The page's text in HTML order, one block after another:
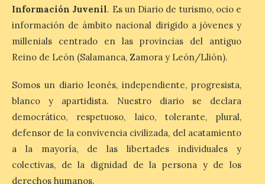
económica (116€/noche),
pero también una de las
más agotadas: solo un 4%
de alojamientos libres.
1% de los alojamientos siguen libres para
esas […]
El eclipse genera un boom
de reservas hoteleras y
precios desorbitados,
según SiteMinder
Información Juvenil. Es un Diario de turismo, ocio e
información de ámbito nacional dirigido a jóvenes y
millenials centrado en las provincias del antiguo
Reino de León (Salamanca, Zamora y León/Llión).
Somos un diario leonés, independiente, progresista,
blanco y apartidista. Nuestro diario se declara
democrático, respetuoso, laico, tolerante, plural,
defensor de la convivencia civilizada, del acatamiento
a la mayoría, de las libertades individuales y
colectivas, de la dignidad de la persona y de los
derechos humanos.